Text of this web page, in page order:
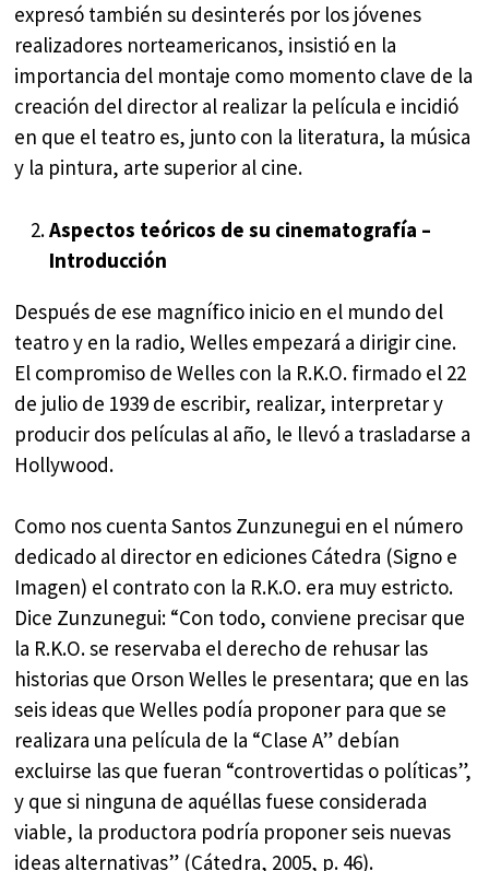
expresó también su desinterés por los jóvenes
realizadores norteamericanos, insistió en la
importancia del montaje como momento clave de la
creación del director al realizar la película e incidió
en que el teatro es, junto con la literatura, la música
y la pintura, arte superior al cine.
Aspectos teóricos de su cinematografía –
Introducción
Después de ese magnífico inicio en el mundo del
teatro y en la radio, Welles empezará a dirigir cine.
El compromiso de Welles con la R.K.O. firmado el 22
de julio de 1939 de escribir, realizar, interpretar y
producir dos películas al año, le llevó a trasladarse a
Hollywood.
Como nos cuenta Santos Zunzunegui en el número
dedicado al director en ediciones Cátedra (Signo e
Imagen) el contrato con la R.K.O. era muy estricto.
Dice Zunzunegui: “Con todo, conviene precisar que
la R.K.O. se reservaba el derecho de rehusar las
historias que Orson Welles le presentara; que en las
seis ideas que Welles podía proponer para que se
realizara una película de la “Clase A” debían
excluirse las que fueran “controvertidas o políticas”,
y que si ninguna de aquéllas fuese considerada
viable, la productora podría proponer seis nuevas
ideas alternativas” (Cátedra, 2005, p. 46).